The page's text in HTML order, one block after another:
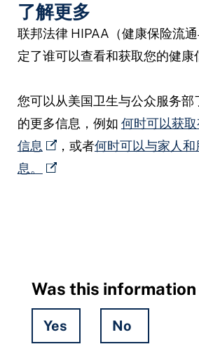
了解更多
联邦法律 HIPAA（健康保险流
定了谁可以查看和获取您的健康
您可以从美国卫生与公众服务部
的更多信息，例如 何时可以获
信息
，或者何时可以与家人
息。
Was this
Yes No